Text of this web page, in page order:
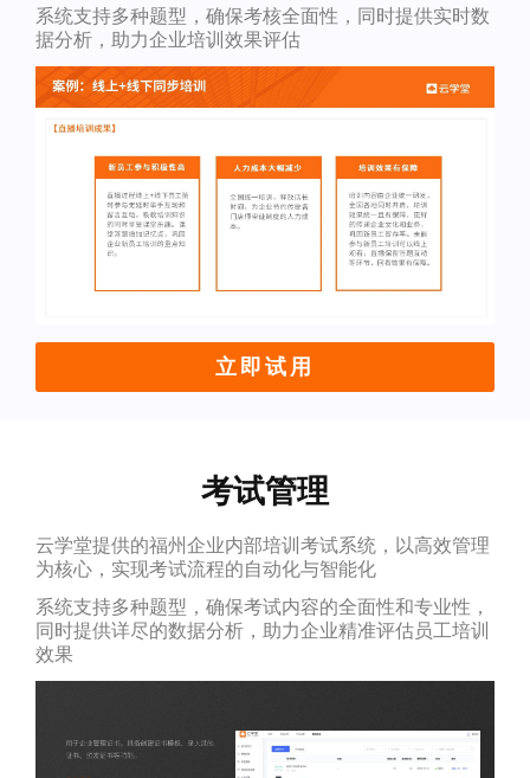
系统支持多种题型，确保考核全面性，同时提供实时数
据分析，助力企业培训效果评估
立即试用
考试管理
云学堂提供的福州企业内部培训考试系统，以高效管理
为核心，实现考试流程的自动化与智能化
系统支持多种题型，确保考试内容的全面性和专业性，
同时提供详尽的数据分析，助力企业精准评估员工培训
效果